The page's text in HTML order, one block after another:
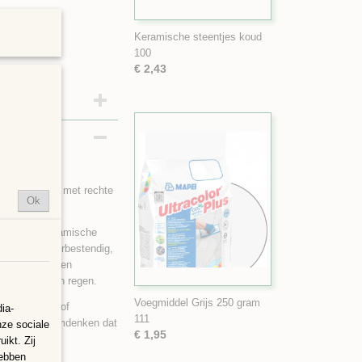
veelhoeken met rechte
10x10 cm
glas en keramische
UV- en weerbestendig,
dan kunnen
zijn tegen regen.
opvulling of
Er wel omdenken dat
Keramische steentjes koud
100
€ 2,43
Voegmiddel Grijs 250 gram
111
€ 1,95
Ok
sociale
Zij